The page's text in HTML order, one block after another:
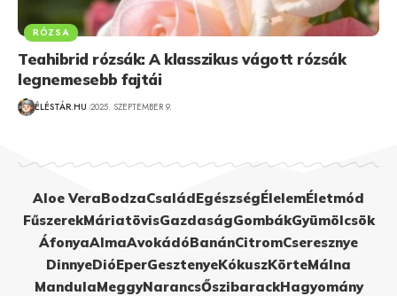
RÓZSA
Teahibrid rózsák: A klasszikus vágott rózsák
legnemesebb fajtái
ÉLÉSTÁR.HU 2025. SZEPTEMBER 9.
Aloe VeraBodzaCsaládEgészségÉlelemÉletmód
FűszerekMáriatövisGazdaságGombákGyümölcsök
ÁfonyaAlmaAvokádóBanánCitromCseresznye
DinnyeDióEperGesztenyeKókuszKörteMálna
MandulaMeggyNarancsŐszibarackHagyomány